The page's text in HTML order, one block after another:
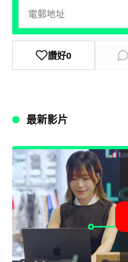
讚好0
最新影片